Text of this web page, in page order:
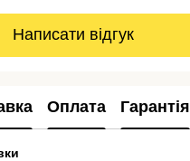
Написати відгук
Оплата Гарантія